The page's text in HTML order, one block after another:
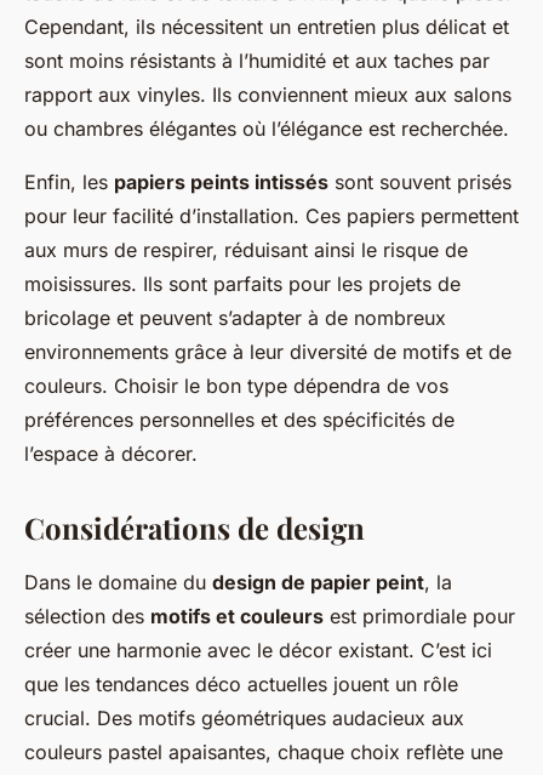
Cependant, ils nécessitent un entretien plus délicat et
sont moins résistants à l’humidité et aux taches par
rapport aux vinyles. Ils conviennent mieux aux salons
ou chambres élégantes où l’élégance est recherchée.
Enfin, les papiers peints intissés sont souvent prisés
pour leur facilité d’installation. Ces papiers permettent
aux murs de respirer, réduisant ainsi le risque de
moisissures. Ils sont parfaits pour les projets de
bricolage et peuvent s’adapter à de nombreux
environnements grâce à leur diversité de motifs et de
couleurs. Choisir le bon type dépendra de vos
préférences personnelles et des spécificités de
l’espace à décorer.
Considérations de design
Dans le domaine du design de papier peint, la
sélection des motifs et couleurs est primordiale pour
créer une harmonie avec le décor existant. C’est ici
que les tendances déco actuelles jouent un rôle
crucial. Des motifs géométriques audacieux aux
couleurs pastel apaisantes, chaque choix reflète une